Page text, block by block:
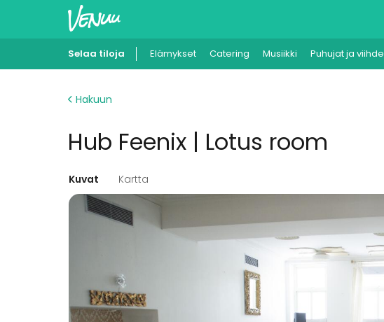
Selaa tiloja Elämykset Catering Musiikki Puhujat ja viihde
Hakuun
Hub Feenix | Lotus room
Kuvat Kartta